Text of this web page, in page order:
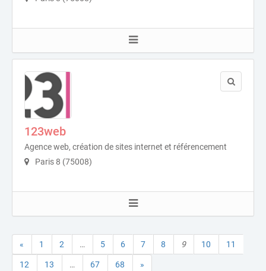
123web
Agence web, création de sites internet et référencement
Paris 8 (75008)
« 1 2 … 5 6 7 8 9 10 11
12 13 … 67 68 »